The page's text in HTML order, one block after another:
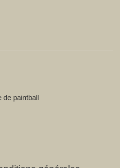
de paintball